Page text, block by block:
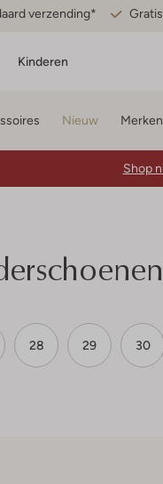
verzending*
Kinderen
Nieuw Merken
Shop
28 29 30